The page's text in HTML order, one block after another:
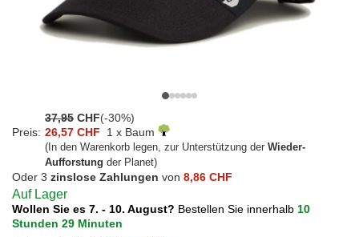
37,95 CHF(-30%)
Preis: 26,57 CHF 1 x Baum
(In den Warenkorb legen, zur Unterstützung der Wieder-
Aufforstung der Planet)
Oder 3 zinslose Zahlungen von 8,86 CHF
Auf Lager
Wollen Sie es 7. - 10. August? Bestellen Sie innerhalb 10
Stunden 29 Minuten